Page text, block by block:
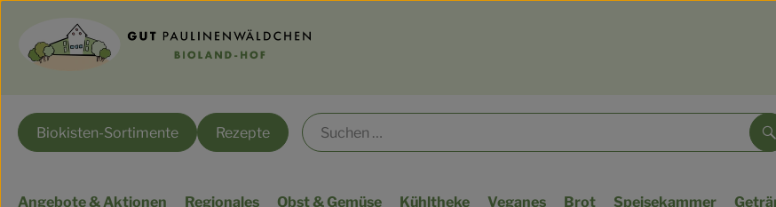
Biokisten-Sortimente Rezepte
Angebote & Aktionen Regionales Obst & Gemüse Kühltheke Veganes Brot Speisekammer